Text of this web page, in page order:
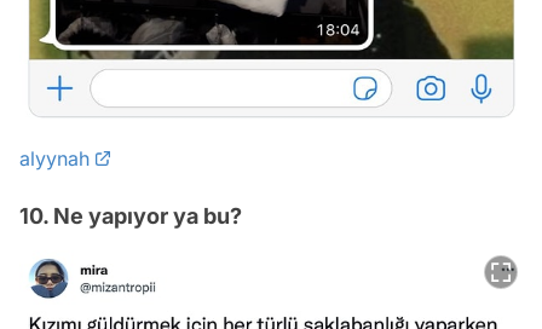
alyynah
10. Ne yapıyor ya bu?